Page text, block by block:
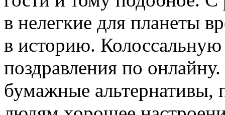
в нелегкие для планеты
в историю.
поздравления по
бумажные альтернативы,